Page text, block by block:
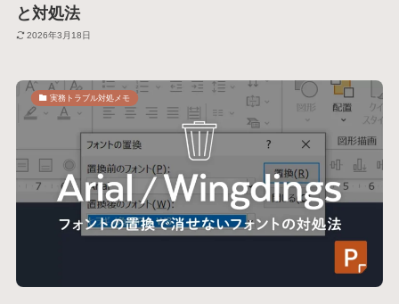
と対処法
2026年3月18日
実務トラブル対処メモ